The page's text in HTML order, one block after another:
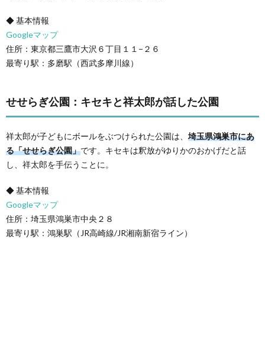
◆ 基本情報
Googleマップ
住所：東京都三鷹市大沢６丁目１１−２６
最寄り駅：多磨駅（西武多摩川線）
せせらぎ公園：キセキと祥太郎が話した公園
祥太郎が子どもにボールをぶつけられた公園は、 埼玉県鴻巣市にあ
る「せせらぎ公園」です。キセキは釈放がゆりかのおかげだと話
し、祥太郎を手伝うことに。
◆ 基本情報
Googleマップ
住所：埼玉県鴻巣市中央２８
最寄り駅：鴻巣駅（JR高崎線/JR湘南新宿ライン）